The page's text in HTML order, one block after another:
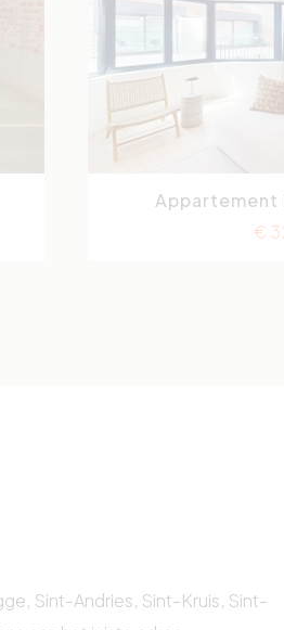
Appartement
€
Sint-Andries, Sint-Kruis, Sint-